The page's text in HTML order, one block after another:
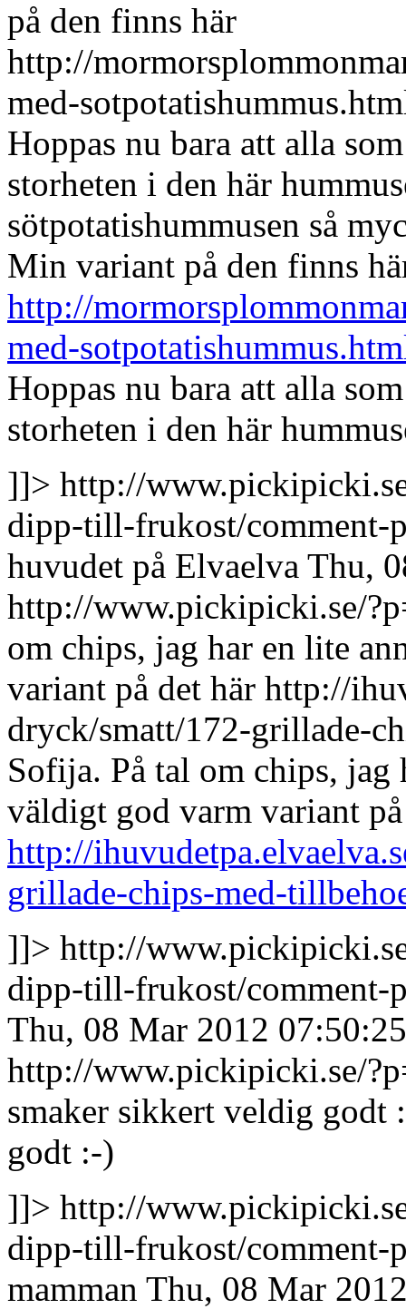
på den finns här
http://
med-
Hoppas nu bara att alla
storheten i den här
sötpotatishummusen så
Min variant på den finns
http://
med-
Hoppas nu bara att alla
storheten i den här
]]> http://
dipp-till-frukost/comment-
huvudet på Elvaelva Thu,
http://www.pickipicki.se/
om chips, jag har en lite
variant på det här http://
dryck/smatt/172-grillade-
Sofija. På tal om chips,
väldigt god varm variant
http://
grillade-chips-med-
]]> http://
dipp-till-frukost/comment-
Thu, 08 Mar 2012
http://www.pickipicki.se/
smaker sikkert veldig godt
godt :-)
]]> http://
dipp-till-frukost/comment-
mamman Thu, 08 Mar